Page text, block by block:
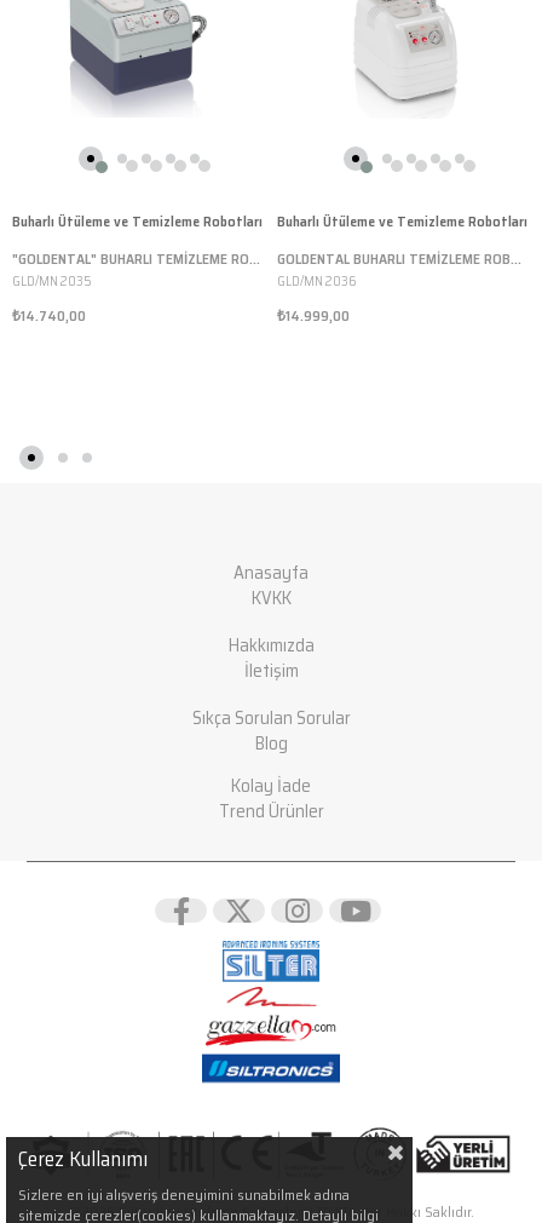
Buharlı Ütüleme ve Temizleme Robotları
"GOLDENTAL" BUHARLI TEMİZLEME ROBOTU*3,5 LT - SAC GÖVDE
GLD/MN 2035
₺14.740,00
Buharlı Ütüleme ve Temizleme Robotları
GOLDENTAL BUHARLI TEMİZLEME ROBOTU*3,5 LT - PLASTİK GÖVDE
GLD/MN 2036
₺14.999,00
Anasayfa
KVKK
Hakkımızda
İletişim
Sıkça Sorulan Sorular
Blog
Kolay İade
Trend Ürünler
@2026 Silter İleri Ütüleme Sistemleri LTD.ŞTİ. Her Hakkı Saklıdır.
Çerez Kullanımı
Sizlere en iyi alışveriş deneyimini sunabilmek adına
sitemizde çerezler(cookies) kullanmaktayız. Detaylı bilgi